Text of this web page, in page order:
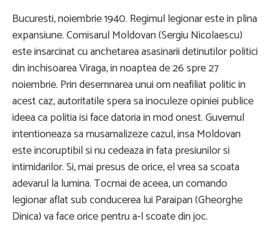
Bucuresti, noiembrie 1940. Regimul legionar este in plina
expansiune. Comisarul Moldovan (Sergiu Nicolaescu)
este insarcinat cu anchetarea asasinarii detinutilor politici
din inchisoarea Viraga, in noaptea de 26 spre 27
noiembrie. Prin desemnarea unui om neafiliat politic in
acest caz, autoritatile spera sa inoculeze opiniei publice
ideea ca politia isi face datoria in mod onest. Guvernul
intentioneaza sa musamalizeze cazul, insa Moldovan
este incoruptibil si nu cedeaza in fata presiunilor si
intimidarilor. Si, mai presus de orice, el vrea sa scoata
adevarul la lumina. Tocmai de aceea, un comando
legionar aflat sub conducerea lui Paraipan (Gheorghe
Dinica) va face orice pentru a-l scoate din joc.